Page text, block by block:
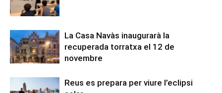
La Casa Navàs inaugurarà la
recuperada torratxa el 12 de
novembre
Reus es prepara per viure l’eclipsi